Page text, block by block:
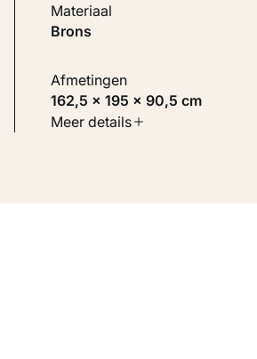
Materiaal
Brons
Afmetingen
162,5 × 195 × 90,5 cm
Soort werk
Meer details